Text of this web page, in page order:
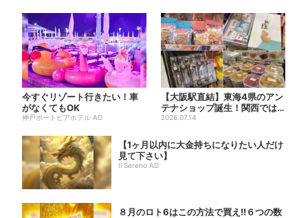
今すぐリゾート行きたい！車
がなくてもOK
神戸ポートピアホテル AD
【大阪駅直結】東海4県のアン
テナショップ誕生！関西では
ここでしか買えない限定グル...
2026.07.14
【1ヶ月以内に大金持ちになりたい人だけ
見て下さい】
Il Sereno AD
８月のロト6はこの方法で買え!!６つの数